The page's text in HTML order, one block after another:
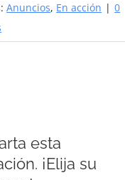
Anuncios, En acción | 0
esta
¡Elija su